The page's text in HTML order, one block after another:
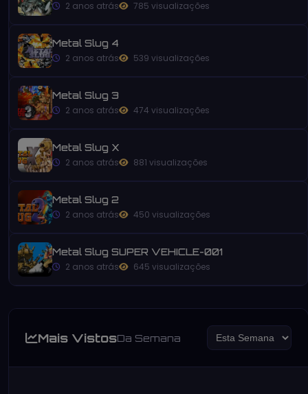
2 anos atrás 785 visualizações
Metal Slug 4
2 anos atrás
539 visualizações
Metal Slug 3
2 anos atrás
474 visualizações
Metal Slug X
2 anos atrás
881 visualizações
Metal Slug 2
2 anos atrás
450 visualizações
Metal Slug SUPER VEHICLE-001
2 anos atrás
645 visualizações
Mais VistosDa Semana